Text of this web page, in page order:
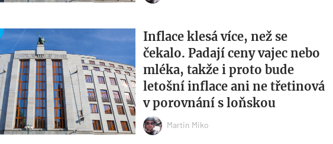
Inflace klesá více, než se
čekalo. Padají ceny vajec nebo
mléka, takže i proto bude
letošní inflace ani ne třetinová
v porovnání s loňskou
Martin Miko